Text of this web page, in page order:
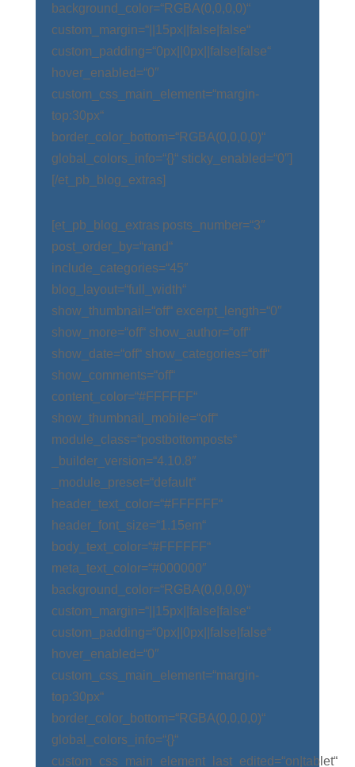
background_color=“RGBA(0,0,0,0)“
custom_margin=“||15px||false|false“
custom_padding=“0px||0px||false|false“
hover_enabled=“0″
custom_css_main_element=“margin-
top:30px“
border_color_bottom=“RGBA(0,0,0,0)“
global_colors_info=“{}“ sticky_enabled=“0″]
[/et_pb_blog_extras]
[et_pb_blog_extras posts_number=“3″
post_order_by=“rand“
include_categories=“45″
blog_layout=“full_width“
show_thumbnail=“off“ excerpt_length=“0″
show_more=“off“ show_author=“off“
show_date=“off“ show_categories=“off“
show_comments=“off“
content_color=“#FFFFFF“
show_thumbnail_mobile=“off“
module_class=“postbottomposts“
_builder_version=“4.10.8″
_module_preset=“default“
header_text_color=“#FFFFFF“
header_font_size=“1.15em“
body_text_color=“#FFFFFF“
meta_text_color=“#000000″
background_color=“RGBA(0,0,0,0)“
custom_margin=“||15px||false|false“
custom_padding=“0px||0px||false|false“
hover_enabled=“0″
custom_css_main_element=“margin-
top:30px“
border_color_bottom=“RGBA(0,0,0,0)“
global_colors_info=“{}“
custom_css_main_element_last_edited=“on|tablet“